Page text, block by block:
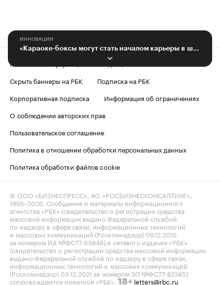
ИННОВАЦИИ
Контактная информация
Редакция
Скрыть баннеры на РБК
Подписка на РБК
Корпоративная подписка
Информация об ограничениях
О соблюдении авторских прав
Пользовательское соглашение
Политика в отношении обработки персональных данных
Политика обработки файлов cookie
© ООО «БИЗНЕСПРЕСС», АО «РОСБИЗНЕСКОНСАЛТИНГ»,
1995–2026 . Сообщения и материалы информационного
агентства «РБК» (свидетельство о регистрации средства
массовой информации выдано Федеральной службой
по надзору в сфере связи, информационных технологий
и массовых коммуникаций (Роскомнадзор) 09.12.2015
за номером ИА №ФС77-63848) и сетевого издания «РБК»
(свидетельство о регистрации средства массовой информации
выдано Федеральной службой по надзору в сфере связи,
информационных технологий и массовых коммуникаций
(Роскомнадзор) 03.12.2021 за номером ЭЛ №ФС77-82385)
сопровождаются пометкой «РБК». 18+ letters@rbc.ru